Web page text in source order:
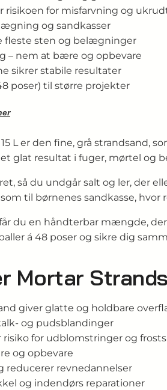
risikoen for misfarvning og
og sandkasser
fleste sten og belægninger
– nem at bære og opbevare
sikrer stabile resultater
poser) til større projekter
L er den fine, grå
glat resultat i fuger, mørtel og
så du undgår salt og ler, der
til børnenes sandkasse, hvor
får du en håndterbar mængde,
á 48 poser og sikre dig
Mortar
giver glatte og holdbare
og pudsblandinger
risiko for udblomstringer og
og opbevare
revnedannelser
og indendørs reparationer